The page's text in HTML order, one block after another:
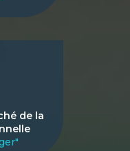
de la